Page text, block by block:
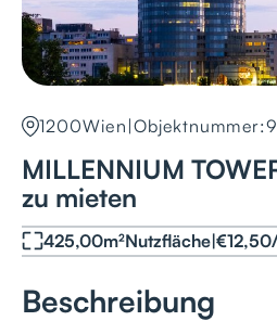
1200Wien |Objektnummer:
MILLENNIUM
zu mieten
425,00m²Nutzfläche|€12,50
Beschreibung